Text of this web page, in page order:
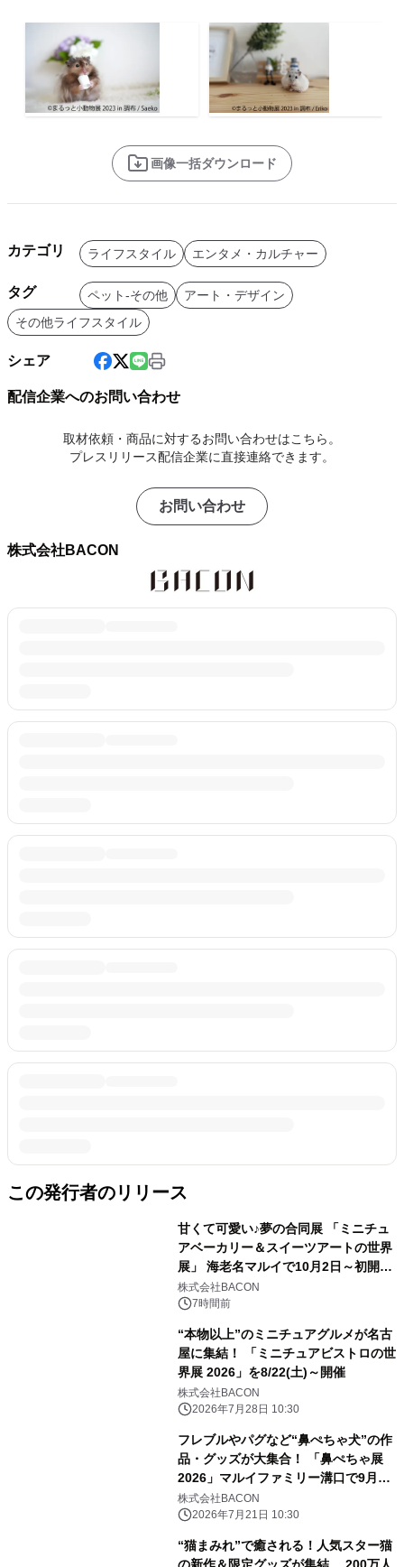
画像一括ダウンロード
カテゴリ ライフスタイル エンタメ・カルチャー
タグ ペット-その他
アート・デザイン
その他ライフスタイル
シェア
配信企業へのお問い合わせ
取材依頼・商品に対するお問い合わせはこちら。
プレスリリース配信企業に直接連絡できます。
お問い合わせ
株式会社BACON
この発行者のリリース
甘くて可愛い♪夢の合同展 「ミニチュ
アベーカリー＆スイーツアートの世界
展」 海老名マルイで10月2日～初開
催！
株式会社BACON
7時間前
“本物以上”のミニチュアグルメが名古
屋に集結！ 「ミニチュアビストロの世
界展 2026」を8/22(土)～開催
株式会社BACON
2026年7月28日 10:30
フレブルやパグなど“鼻ぺちゃ犬”の作
品・グッズが大集合！ 「鼻ぺちゃ展
2026」マルイファミリー溝口で9月2
日から初開催 限定グッズや『あうん
のてんぽ』作者の来場イベントも
株式会社BACON
2026年7月21日 10:30
“猫まみれ”で癒される！人気スター猫